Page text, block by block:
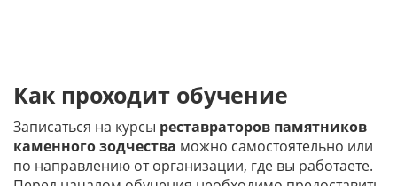
Как проходит обучение
Записаться на курсы реставраторов памятников
каменного зодчества можно самостоятельно или
по направлению от организации, где вы работаете.